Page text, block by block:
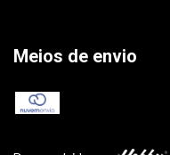
Meios de envio